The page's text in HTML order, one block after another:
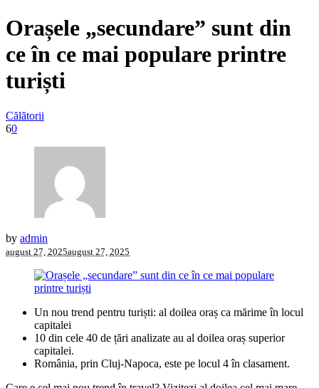
Orașele „secundare” sunt din
ce în ce mai populare printre
turiști
Călătorii
60
by admin
august 27, 2025august 27, 2025
Un nou trend pentru turiști: al doilea oraș ca mărime în locul
capitalei
10 din cele 40 de țări analizate au al doilea oraș superior
capitalei.
România, prin Cluj-Napoca, este pe locul 4 în clasament.